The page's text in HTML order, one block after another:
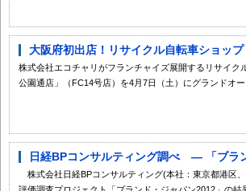
大阪府初出店！リサイクル自転車ショッ
株式会社エコチャリがフランチャイズ展開するリサイ
公園通店」（FC14号店）を4月7日（土）にグランドオー
日経BPコンサルティング調べ ― 「ブラ
株式会社日経BPコンサルティング(本社：東京都港区